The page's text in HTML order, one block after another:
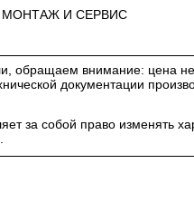
МОНТАЖ И СЕРВИС
обращаем внимание: цена
документации
за собой право изменять